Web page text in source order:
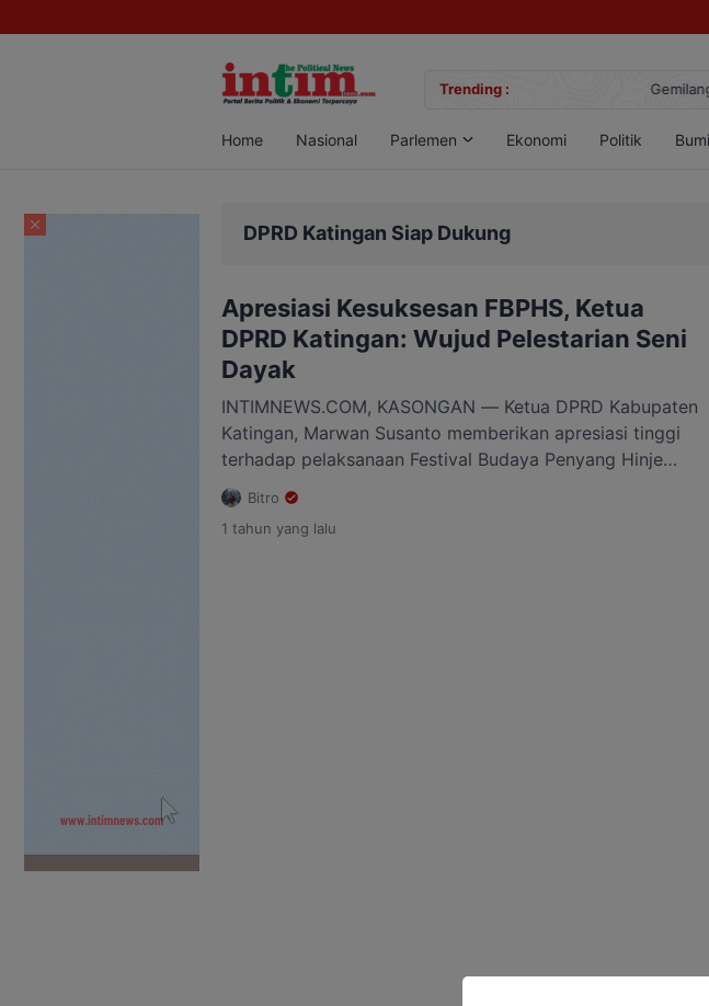
Trending :
Sabu di Pangkalan Bun, Dua Pelaku Diamankan Gemilang! Atlet
Home Nasional Parlemen Ekonomi Politik
DPRD Katingan Siap Dukung
Apresiasi Kesuksesan FBPHS, Ketua
DPRD Katingan: Wujud Pelestarian Seni
Dayak
INTIMNEWS.COM, KASONGAN — Ketua DPRD Kabupaten
Katingan, Marwan Susanto memberikan apresiasi tinggi
terhadap pelaksanaan Festival Budaya Penyang Hinje
Simpei (FBPHS) dan hiburan rakyat yang digelar dalam
rangka peringatan Hari Jadi ke-23 Kabupaten Katingan. Ia
menyebut festival ini sebagai wujud nyata kepedulian
Bitro
1 tahun yang lalu